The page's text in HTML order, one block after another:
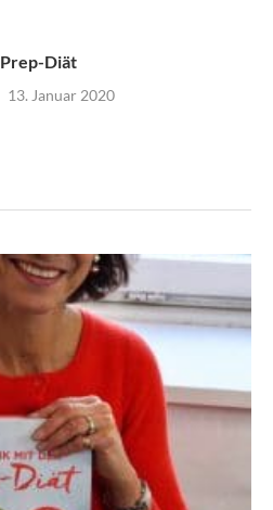
Diät
13. Januar 2020